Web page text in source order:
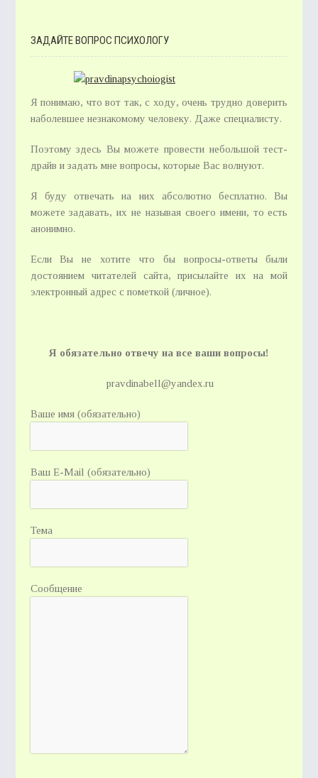
ЗАДАЙТЕ ВОПРОС ПСИХОЛОГУ
Я понимаю, что вот так, с ходу, очень трудно доверить
наболевшее незнакомому человеку. Даже специалисту.
Поэтому здесь Вы можете провести небольшой тест-
драйв и задать мне вопросы, которые Вас волнуют.
Я буду отвечать на них абсолютно бесплатно. Вы
можете задавать, их не называя своего имени, то есть
анонимно.
Если Вы не хотите что бы вопросы-ответы были
достоянием читателей сайта, присылайте их на мой
электронный адрес с пометкой (личное).
Я обязательно отвечу на все ваши вопросы!
pravdinabell@yandex.ru
Ваше имя (обязательно)
Ваш E-Mail (обязательно)
Тема
Сообщение